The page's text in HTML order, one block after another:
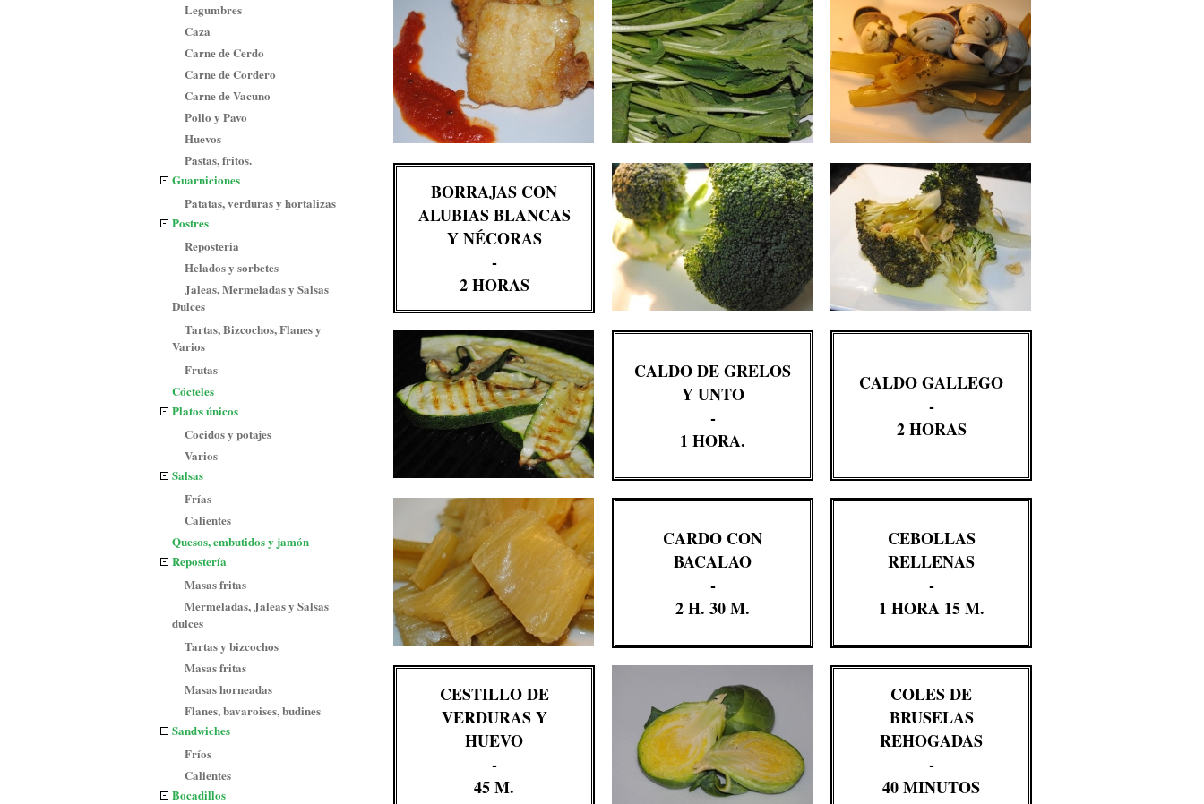
Legumbres
Caza
Carne de Cerdo
Carne de Cordero
Carne de Vacuno
Pollo y Pavo
Huevos
Pastas, fritos.
Guarniciones
Patatas, verduras y hortalizas
Postres
Reposteria
Helados y sorbetes
Jaleas, Mermeladas y Salsas
Dulces
Tartas, Bizcochos, Flanes y
Varios
Frutas
Cócteles
Platos únicos
Cocidos y potajes
Varios
Salsas
Frías
Calientes
Quesos, embutidos y jamón
Repostería
Masas fritas
Mermeladas, Jaleas y Salsas
dulces
Tartas y bizcochos
Masas fritas
Masas horneadas
Flanes, bavaroises, budines
Sandwiches
Fríos
Calientes
Bocadillos
BORRAJAS CON
ALUBIAS BLANCAS
Y NÉCORAS
-
2 HORAS
CALDO DE GRELOS
Y UNTO
-
1 HORA.
CALDO GALLEGO
-
2 HORAS
CARDO CON
BACALAO
-
2 H. 30 M.
CEBOLLAS
RELLENAS
-
1 HORA 15 M.
CESTILLO DE
VERDURAS Y
HUEVO
-
45 M.
COLES DE
BRUSELAS
REHOGADAS
-
40 MINUTOS